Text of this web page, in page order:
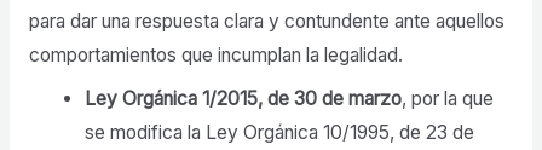
para dar una respuesta clara y contundente ante aquellos
comportamientos que incumplan la legalidad.
Ley Orgánica 1/2015, de 30 de marzo, por la que
se modifica la Ley Orgánica 10/1995, de 23 de